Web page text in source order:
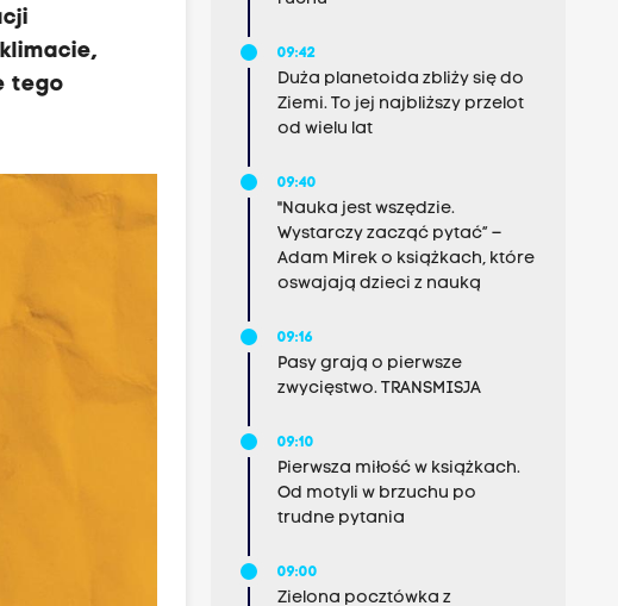
tego
09:42
Duża planetoida zbliży się do
Ziemi. To jej najbliższy przelot
od wielu lat
09:40
"Nauka jest wszędzie.
Wystarczy zacząć pytać” –
Adam Mirek o książkach, które
oswajają dzieci z nauką
09:16
Pasy grają o pierwsze
zwycięstwo. TRANSMISJA
09:10
Pierwsza miłość w książkach.
Od motyli w brzuchu po
trudne pytania
09:00
Zielona pocztówka z